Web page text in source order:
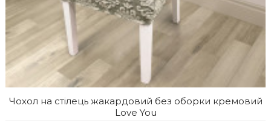
Чохол на стілець жакардовий без оборки кремовий
Love You